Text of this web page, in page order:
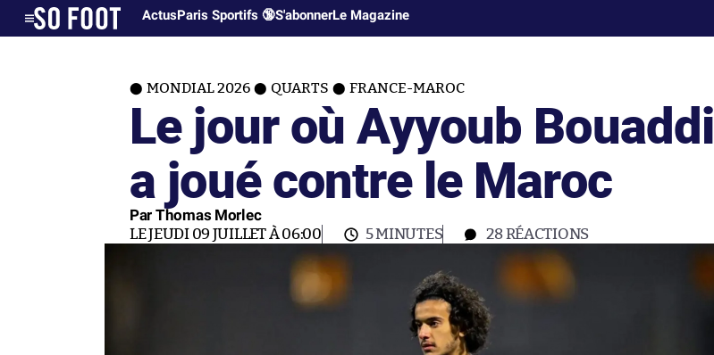
ActusParis Sportifs 🔞S'abonnerLe Magazine
MONDIAL 2026 QUARTS FRANCE-MAROC
Le jour où Ayyoub Bouaddi
a joué contre le Maroc
Par Thomas Morlec
LE JEUDI 09 JUILLET À 06:00 5 MINUTES 28RÉACTIONS